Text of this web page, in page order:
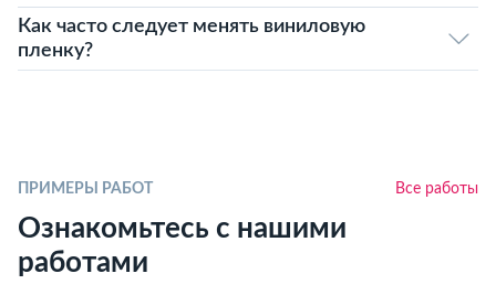
Как часто следует менять виниловую
пленку?
ПРИМЕРЫ РАБОТ Все работы
Ознакомьтесь с нашими
работами